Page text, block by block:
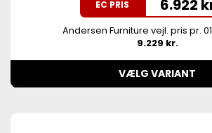
EC PRIS 6.922
Andersen Furniture vejl. pris pr.
9.229 kr.
VÆLG VARIANT